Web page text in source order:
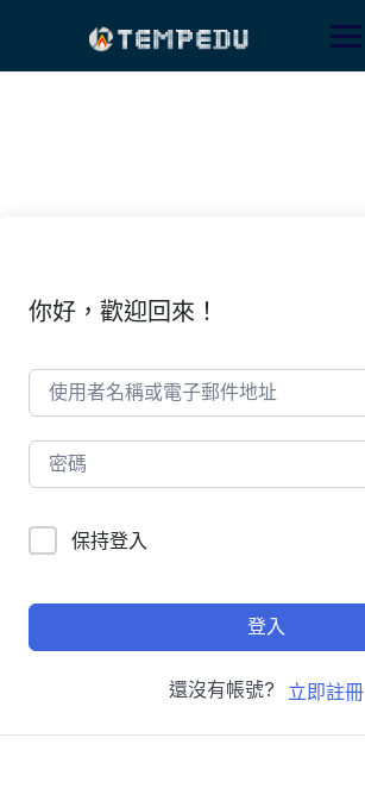
你好，歡迎回來！
保持登入
登入
還沒有帳號? 立即註冊